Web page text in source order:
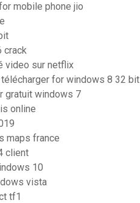
mobile phone jio
crack
video sur netflix
for windows 8 32 bit
gratuit windows 7
online
maps france
client
10
vista
tf1